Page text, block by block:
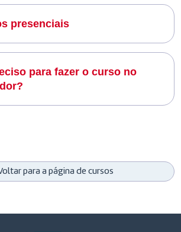
presenciais
para fazer o curso no
para a página de cursos